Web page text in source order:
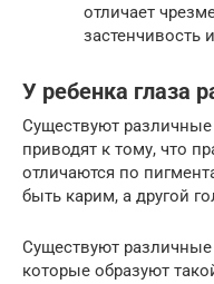
отличает
застенчивость
У ребенка глаза
Существуют различные
приводят к тому, что
отличаются по
быть карим, а другой
Существуют
которые образуют